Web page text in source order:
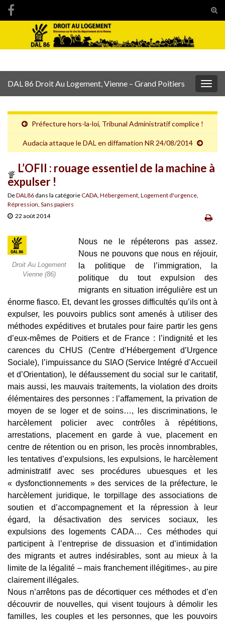
Search for:
DAL 86 Droit Au Logement, Vienne – Grand Poitiers
Préfecture hors-la-loi, Tribunal Administratif complice !
Audacia attaque le DAL en diffamation NR 24/08/2014
L’OFII : rouage essentiel de la machine à
expulser !
DeDAL86 dans la catégorieCADA, Hébergement, Logement d'urgence,
Répression, Sans papiers
22 août 2014
Droit Au Logement
Vienne (86)
Nous ne le répéterons pas assez.
Nous ne pouvons que nous en réjouir,
la politique de l’immigration, la
politique du tout expulsion des
migrants en situation irrégulière est un
énorme fiasco. Et, devant les grosses difficultés qu’ils ont à
expulser, les pouvoirs publics sont amenés à utiliser des
méthodes expéditives et brutales pour faire partir les gens
d’eux-mêmes de Poitiers et de France : l’indignité et les
carences du CHUS (Centre d’Hébergement d’Urgence
Sociale), l’impuissance du SIAO (Service Intégré d’Accueil
et d’Orientation), le défaussement du social sur le caritatif,
mais aussi, les mauvais traitements, la violation des droits
élémentaires des personnes : l’affamement, la privation de
moyen de se loger et de soins…, les discriminations, le
harcèlement policier avec contrôles à répétitions,
arrestations, placement en garde à vue, placement en
centre de rétention ou en prison, les procès innombrables,
les tentatives d’expulsions, les expulsions, le harcèlement
administratif avec ses procédures ubuesques et les
« dysfonctionnements » des services de la préfecture, le
harcèlement juridique, le torpillage des associations de
soutien et d’accompagnement et la répression à leur
égard, la désactivation des services sociaux, les
expulsions deslogements CADA… Ces méthodes qui
participent à l’entreprise de dissuasion et d’intimidation
des migrants et autres indésirables, sont au mieux à la
limite de la légalité – mais franchement illégitimes-, au pire
clairement illégales.
Nous n’arrêtons pas de décortiquer ces méthodes et d’en
découvrir de nouvelles, qui visenttoujours à démolir les
familles, les couples et les personnes, que les pouvoirs